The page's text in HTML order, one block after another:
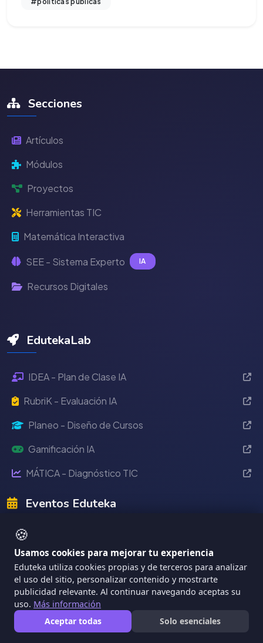
🍪
Usamos cookies para mejorar tu experiencia
Eduteka utiliza cookies propias y de terceros para analizar
el uso del sitio, personalizar contenido y mostrarte
publicidad relevante. Al continuar navegando aceptas su
uso. Más información
Aceptar todas
Solo esenciales
Secciones
Artículos
Módulos
Proyectos
Herramientas TIC
Matemática Interactiva
SEE - Sistema Experto IA
Recursos Digitales
EdutekaLab
IDEA - Plan de Clase IA
RubriK - Evaluación IA
Planeo - Diseño de Cursos
Gamificación IA
MÁTICA - Diagnóstico TIC
Eventos Eduteka
Eduteka 2024
2022
2020